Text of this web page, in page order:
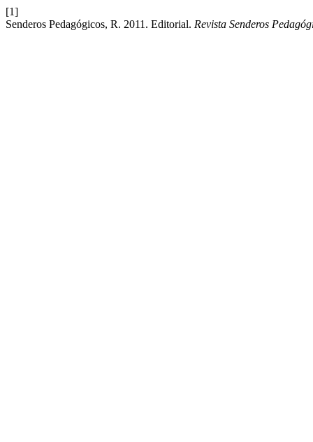
[1]
Senderos Pedagógicos, R. 2011. Editorial. Revista Senderos